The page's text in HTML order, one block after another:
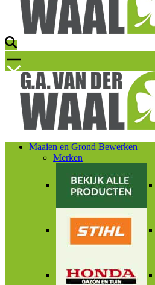
Maaien en Grond Bewerken
Merken